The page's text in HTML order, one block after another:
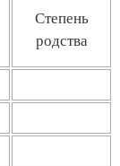
Степень
родства